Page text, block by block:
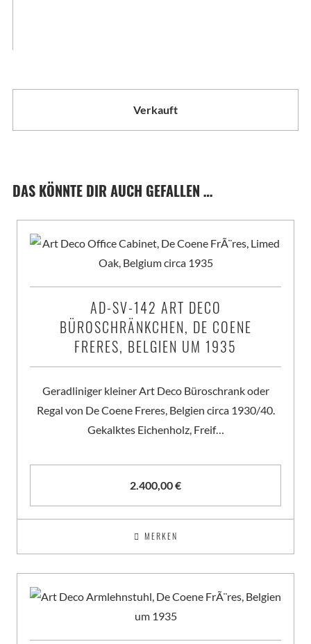
Verkauft
DAS KÖNNTE DIR AUCH GEFALLEN …
AD-SV-142 ART DECO
BÜROSCHRÄNKCHEN, DE COENE
FRERES, BELGIEN UM 1935
Geradliniger kleiner Art Deco Büroschrank oder
Regal von De Coene Freres, Belgien circa 1930/40.
Gekalktes Eichenholz, Freif…
2.400,00€
MERKEN